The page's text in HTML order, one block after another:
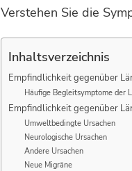
Verstehen Sie die
Inhaltsverzeichnis
Empfindlichkeit gegenüber
Häufige Begleitsymptome der
Empfindlichkeit gegenüber
Umweltbedingte Ursachen
Neurologische Ursachen
Andere Ursachen
Neue Migräne